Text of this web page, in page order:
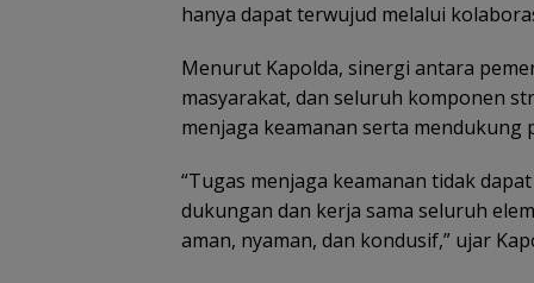
hanya dapat terwujud melalui
Menurut Kapolda, sinergi antara
masyarakat, dan seluruh komponen
menjaga keamanan serta mendukung
“Tugas menjaga keamanan tidak
dukungan dan kerja sama seluruh
aman, nyaman, dan kondusif,” ujar